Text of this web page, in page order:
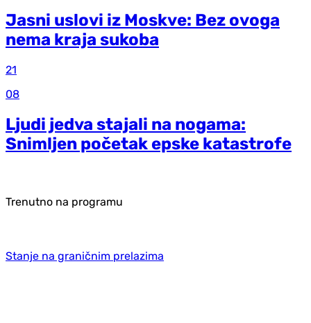
Jasni uslovi iz Moskve: Bez ovoga
nema kraja sukoba
21
08
Ljudi jedva stajali na nogama:
Snimljen početak epske katastrofe
Trenutno na programu
Stanje na graničnim prelazima